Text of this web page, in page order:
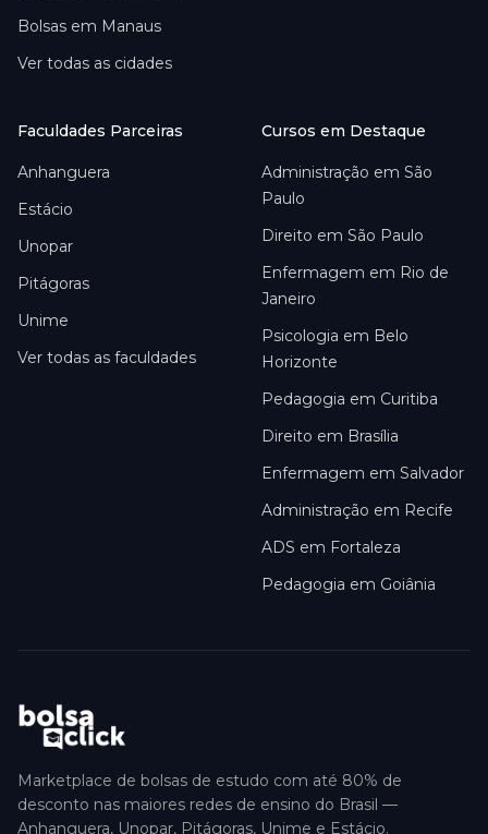
Bolsas em Manaus
Ver todas as cidades
Faculdades Parceiras
Anhanguera
Estácio
Unopar
Pitágoras
Unime
Ver todas as faculdades
Cursos em Destaque
Administração em São
Paulo
Direito em São Paulo
Enfermagem em Rio de
Janeiro
Psicologia em Belo
Horizonte
Pedagogia em Curitiba
Direito em Brasília
Enfermagem em Salvador
Administração em Recife
ADS em Fortaleza
Pedagogia em Goiânia
Marketplace de bolsas de estudo com até 80% de
desconto nas maiores redes de ensino do Brasil —
Anhanguera, Unopar, Pitágoras, Unime e Estácio.